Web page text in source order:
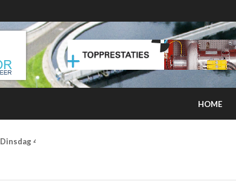
HOME
Dinsdag 4 augustus kans op smog door ozon